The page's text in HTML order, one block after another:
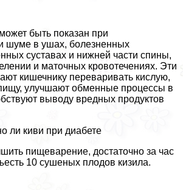
быть показан при
шуме в ушах, болезненных
суставах и нижней части спины,
и маточных кровотечениях. Эти
кишечнику переваривать кислую,
улучшают обменные процессы в
выводу вредных продуктов
ли киви при диабете
пищеварение, достаточно за час
10 сушеных плодов кизила.